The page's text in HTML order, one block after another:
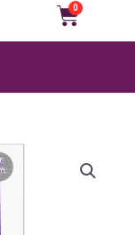
0